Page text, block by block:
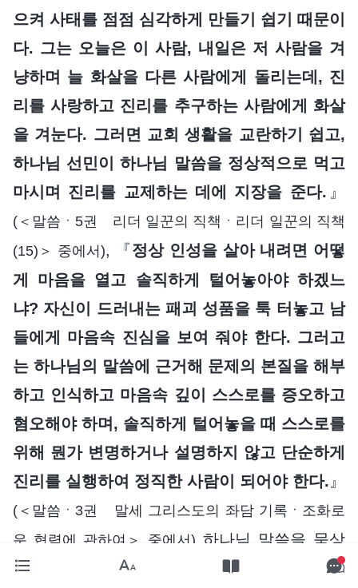
으켜 사태를 점점 심각하게 만들기 쉽기 때문이
다. 그는 오늘은 이 사람, 내일은 저 사람을 겨
냥하며 늘 화살을 다른 사람에게 돌리는데, 진
리를 사랑하고 진리를 추구하는 사람에게 화살
을 겨눈다. 그러면 교회 생활을 교란하기 쉽고,
하나님 선민이 하나님 말씀을 정상적으로 먹고
마시며 진리를 교제하는 데에 지장을 준다. 』
(＜말씀ㆍ5권 리더 일꾼의 직책ㆍ리더 일꾼의 직책
(15)＞ 중에서), 『정상 인성을 살아 내려면 어떻
게 마음을 열고 솔직하게 털어놓아야 하겠느
냐? 자신이 드러내는 패괴 성품을 툭 터놓고 남
들에게 마음속 진심을 보여 줘야 한다. 그러고
는 하나님의 말씀에 근거해 문제의 본질을 해부
하고 인식하고 마음속 깊이 스스로를 증오하고
혐오해야 하며, 솔직하게 털어놓을 때 스스로를
위해 뭔가 변명하거나 설명하지 않고 단순하게
진리를 실행하여 정직한 사람이 되어야 한다. 』
(＜말씀ㆍ3권 말세 그리스도의 좌담 기록ㆍ조화로
운 협력에 관하여＞ 중에서) 하나님 말씀을 묵상
하며 깨달았습니다. 정상적으로 솔직하게 털어